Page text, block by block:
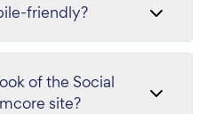
friendly?
of the Social
site?